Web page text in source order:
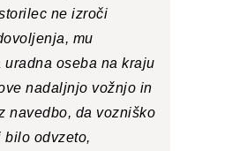
ne izroči
mu
uradna oseba na kraju
nadaljnjo vožnjo in
navedbo, da vozniško
odvzeto,